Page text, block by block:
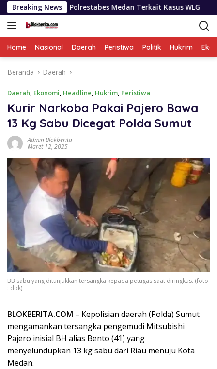
Langsung
ke
konten
Breaking News
Polrestabes Medan Terkait Kasus WLG Selama
Home Nasional Daerah Peristiwa Politik Hukrim
Beranda Daerah
Daerah, Ekonomi, Headline, Hukrim, Peristiwa
Kurir Narkoba Pakai Pajero Bawa
13 Kg Sabu Dicegat Polda Sumut
Admin Blokberita
Maret 12, 2025
BB sabu yang ditunjukkan tersangka kepada petugas saat diringkus. (foto
: dok)
BLOKBERITA.COM – Kepolisian daerah (Polda) Sumut
mengamankan tersangka pengemudi Mitsubishi
Pajero inisial BH alias Bento (41) yang
menyelundupkan 13 kg sabu dari Riau menuju Kota
Medan.